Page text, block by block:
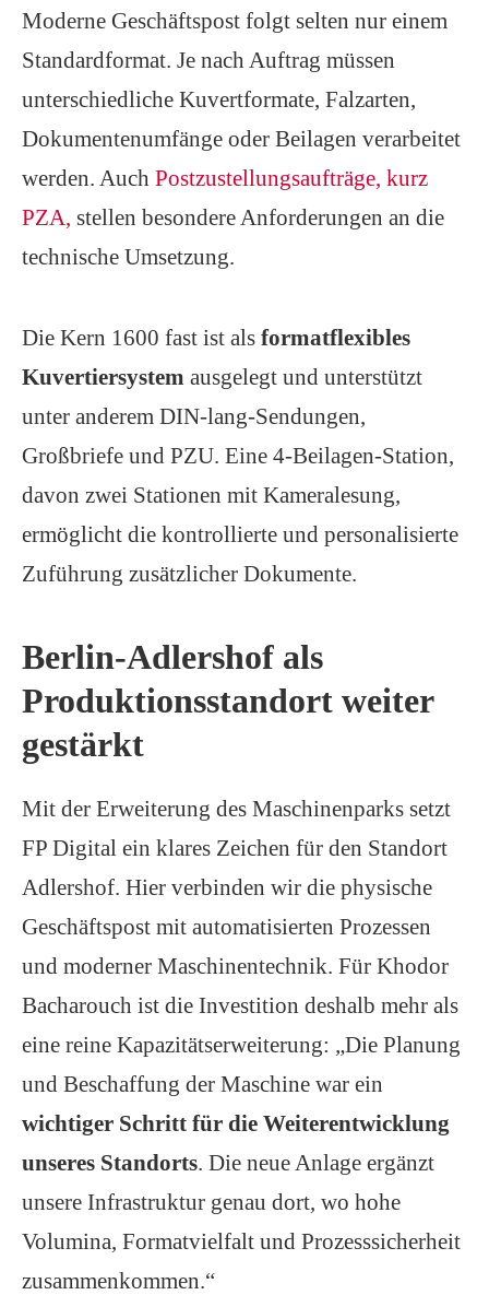
Moderne Geschäftspost folgt selten nur einem
Standardformat. Je nach Auftrag müssen
unterschiedliche Kuvertformate, Falzarten,
Dokumentenumfänge oder Beilagen verarbeitet
werden. Auch Postzustellungsaufträge, kurz
PZA, stellen besondere Anforderungen an die
technische Umsetzung.
Die Kern 1600 fast ist als formatflexibles
Kuvertiersystem ausgelegt und unterstützt
unter anderem DIN-lang-Sendungen,
Großbriefe und PZU. Eine 4-Beilagen-Station,
davon zwei Stationen mit Kameralesung,
ermöglicht die kontrollierte und personalisierte
Zuführung zusätzlicher Dokumente.
Berlin-Adlershof als
Produktionsstandort weiter
gestärkt
Mit der Erweiterung des Maschinenparks setzt
FP Digital ein klares Zeichen für den Standort
Adlershof. Hier verbinden wir die physische
Geschäftspost mit automatisierten Prozessen
und moderner Maschinentechnik. Für Khodor
Bacharouch ist die Investition deshalb mehr als
eine reine Kapazitätserweiterung: „Die Planung
und Beschaffung der Maschine war ein
wichtiger Schritt für die Weiterentwicklung
unseres Standorts. Die neue Anlage ergänzt
unsere Infrastruktur genau dort, wo hohe
Volumina, Formatvielfalt und Prozesssicherheit
zusammenkommen.“